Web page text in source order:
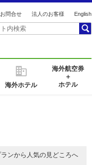
問合せ 法人のお客様 English
海外ホテル
海外航空券
＋
ホテル
ンから人気の見どころへ